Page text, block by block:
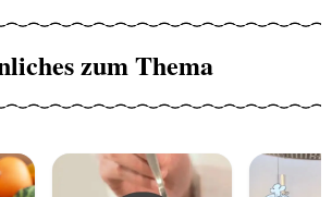
zum Thema